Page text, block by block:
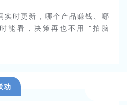
实时更新，哪个产品赚钱、哪
能看，决策再也不用 “拍脑
动